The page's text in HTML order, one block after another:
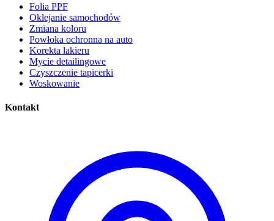
Folia PPF
Oklejanie samochodów
Zmiana koloru
Powłoka ochronna na auto
Korekta lakieru
Mycie detailingowe
Czyszczenie tapicerki
Woskowanie
Kontakt